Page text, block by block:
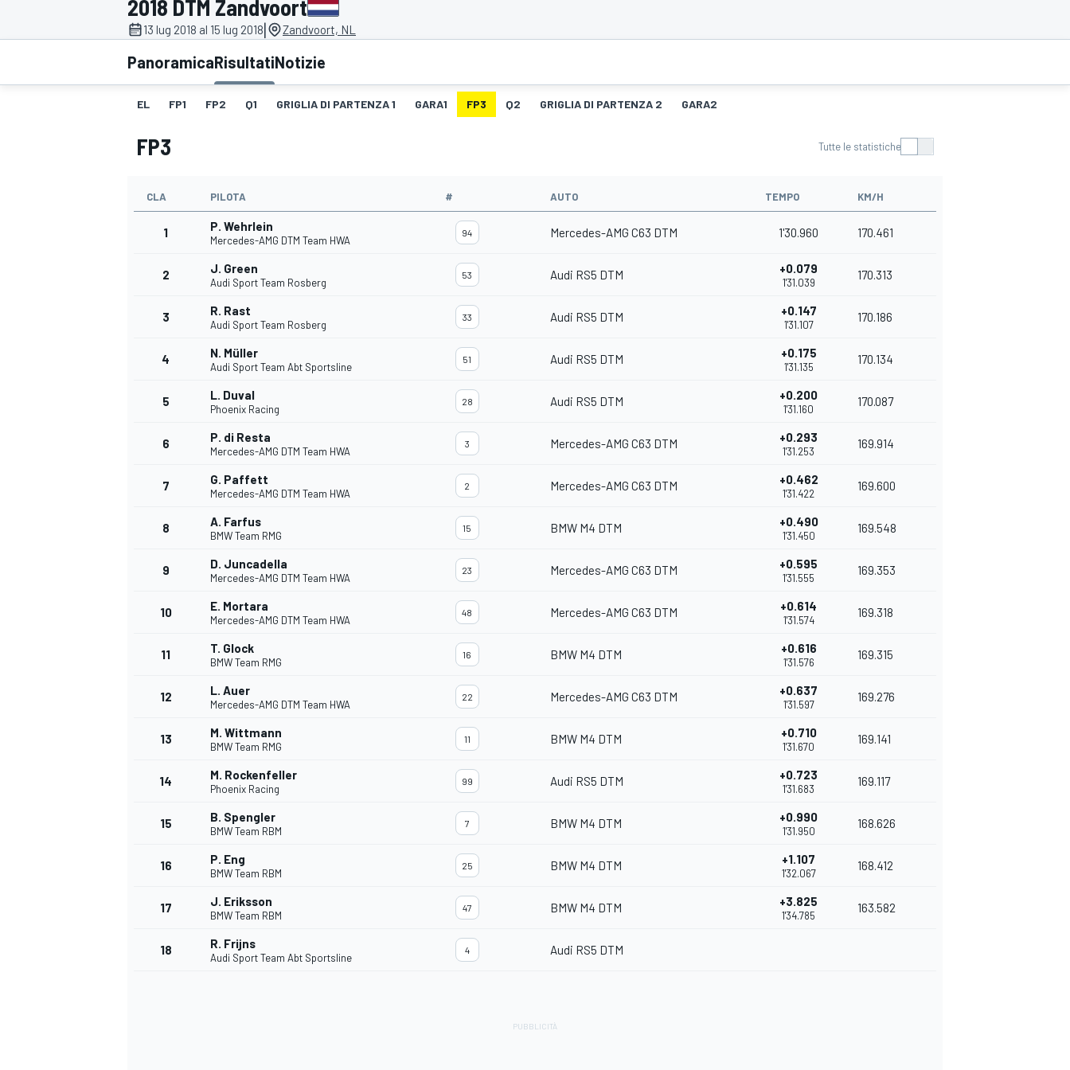
MOTOGP WEC
WRC
MONOPOSTO
2018 DTM Zandvoort
13 lug 2018 al 15 lug 2018| Zandvoort, NL
PanoramicaRisultatiNotizie
EL FP1 FP2 Q1 GRIGLIA DI PARTENZA 1 GARA1 FP3 Q2 GRIGLIA DI PARTENZA 2 GARA2
FP3 Tutte le statistiche
CLA PILOTA # AUTO TEMPO KM/H
1 P. Wehrlein
Mercedes-AMG DTM Team HWA
94 Mercedes-AMG C63 DTM 1'30.960 170.461
2 J. Green
Audi Sport Team Rosberg
53 Audi RS5 DTM +0.079
1'31.039
170.313
3 R. Rast
Audi Sport Team Rosberg
33 Audi RS5 DTM +0.147
1'31.107
170.186
4 N. Müller
Audi Sport Team Abt Sportsline
51 Audi RS5 DTM +0.175
1'31.135
170.134
5 L. Duval
Phoenix Racing
28 Audi RS5 DTM +0.200
1'31.160
170.087
6 P. di Resta
Mercedes-AMG DTM Team HWA
3 Mercedes-AMG C63 DTM +0.293
1'31.253
169.914
7 G. Paffett
Mercedes-AMG DTM Team HWA
2 Mercedes-AMG C63 DTM +0.462
1'31.422
169.600
8 A. Farfus
BMW Team RMG
15 BMW M4 DTM +0.490
1'31.450
169.548
9 D. Juncadella
Mercedes-AMG DTM Team HWA
23 Mercedes-AMG C63 DTM +0.595
1'31.555
169.353
10 E. Mortara
Mercedes-AMG DTM Team HWA
48 Mercedes-AMG C63 DTM +0.614
1'31.574
169.318
11 T. Glock
BMW Team RMG
16 BMW M4 DTM +0.616
1'31.576
169.315
12 L. Auer
Mercedes-AMG DTM Team HWA
22 Mercedes-AMG C63 DTM +0.637
1'31.597
169.276
13 M. Wittmann
BMW Team RMG
11 BMW M4 DTM +0.710
1'31.670
169.141
14 M. Rockenfeller
Phoenix Racing
99 Audi RS5 DTM +0.723
1'31.683
169.117
15 B. Spengler
BMW Team RBM
7 BMW M4 DTM +0.990
1'31.950
168.626
16 P. Eng
BMW Team RBM
25 BMW M4 DTM +1.107
1'32.067
168.412
17 J. Eriksson
BMW Team RBM
47 BMW M4 DTM +3.825
1'34.785
163.582
18 R. Frijns
Audi Sport Team Abt Sportsline
4 Audi RS5 DTM